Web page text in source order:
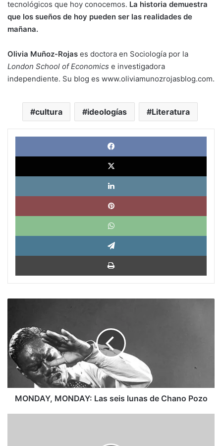
tecnológicos que hoy conocemos. La historia demuestra
que los sueños de hoy pueden ser las realidades de
mañana.
Olivia Muñoz-Rojas es doctora en Sociología por la
London School of Economics e investigadora
independiente. Su blog es www.oliviamunozrojasblog.com.
cultura ideologías Literatura
X
seis
lunas
de
Chano
Pozo
MONDAY, MONDAY: Las seis lunas de Chano Pozo